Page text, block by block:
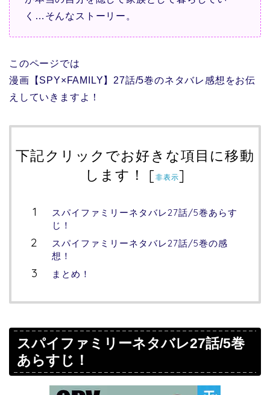
く…そんなストーリー。
このページでは
漫画【SPY×FAMILY】27話/5巻のネタバレ感想をお伝
えしていきますよ！
下記クリックでお好きな項目に移動
します！
[非表示]
スパイファミリーネタバレ27話/5巻あらす
じ！
スパイファミリーネタバレ27話/5巻の感
想！
まとめ！
スパイファミリーネタバレ27話/5巻
あらすじ！